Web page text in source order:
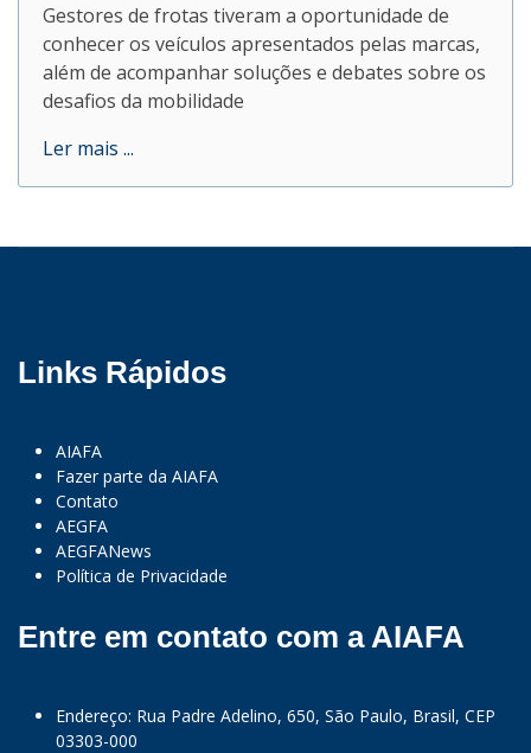
Gestores de frotas tiveram a oportunidade de
conhecer os veículos apresentados pelas marcas,
além de acompanhar soluções e debates sobre os
desafios da mobilidade
Ler mais ...
Links Rápidos
AIAFA
Fazer parte da AIAFA
Contato
AEGFA
AEGFANews
Política de Privacidade
Entre em contato com a AIAFA
Endereço: Rua Padre Adelino, 650, São Paulo, Brasil, CEP
03303-000